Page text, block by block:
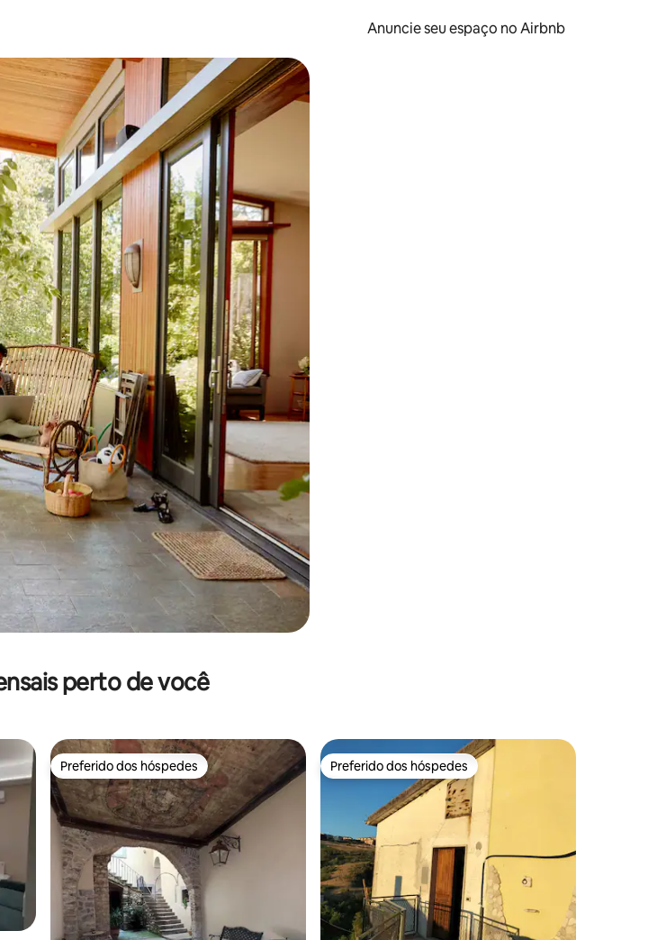
Anuncie seu espaço no Airbnb
e para baixo do teclado ou tocando e deslizando o dedo na tela.
perto de você
Preferido dos hóspedes
Preferido dos hóspedes Preferido dos hóspedes
Preferido dos hóspedes